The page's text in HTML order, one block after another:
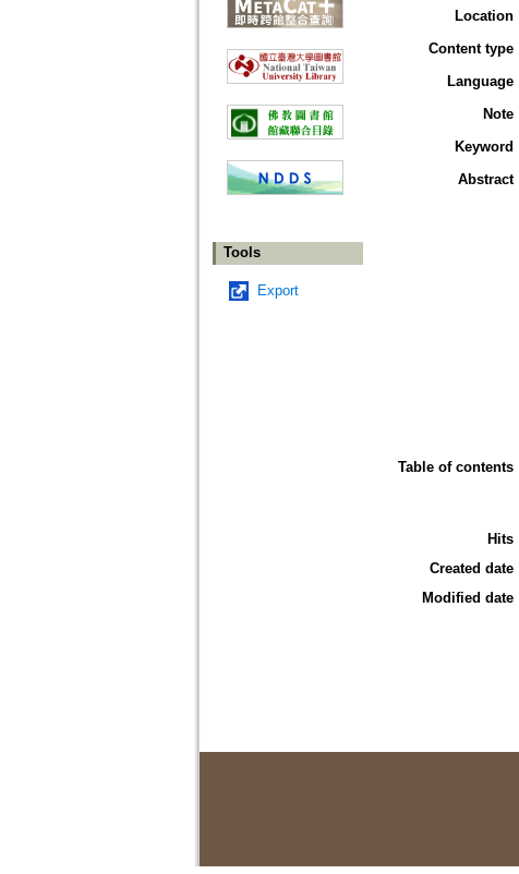
Tools
Export
Location
Content type
Language
Note
Keyword
Abstract
Table of contents
Hits
Created date
Modified date